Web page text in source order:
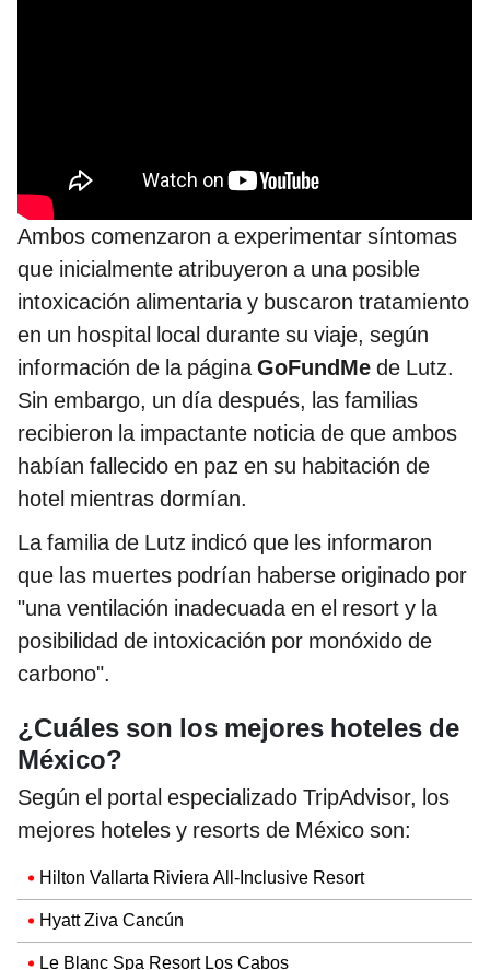
Ambos comenzaron a experimentar síntomas
que inicialmente atribuyeron a una posible
intoxicación alimentaria y buscaron tratamiento
en un hospital local durante su viaje, según
información de la páginaGoFundMe de Lutz.
Sin embargo, un día después, las familias
recibieron la impactante noticia de que ambos
habían fallecido en paz en su habitación de
hotel mientras dormían.
La familia de Lutz indicó que les informaron
que las muertes podrían haberse originado por
"una ventilación inadecuada en el resort y la
posibilidad de intoxicación por monóxido de
carbono".
¿Cuáles son los mejores hoteles de
México?
Según el portal especializado TripAdvisor, los
mejores hoteles y resorts de México son:
Hilton Vallarta Riviera All-Inclusive Resort
Hyatt Ziva Cancún
Le Blanc Spa Resort Los Cabos